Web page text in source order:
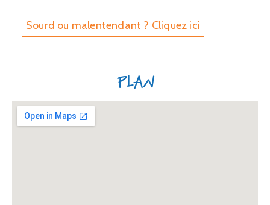
Sourd ou malentendant ? Cliquez ici
Plan